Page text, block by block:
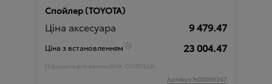
Спойлер (TOYOTA)
Ціна аксесуара 9 479.47
Ціна з встановленням 23 004.47
Підходить для автомобіля :COROLLA;
Артикул:N00000247